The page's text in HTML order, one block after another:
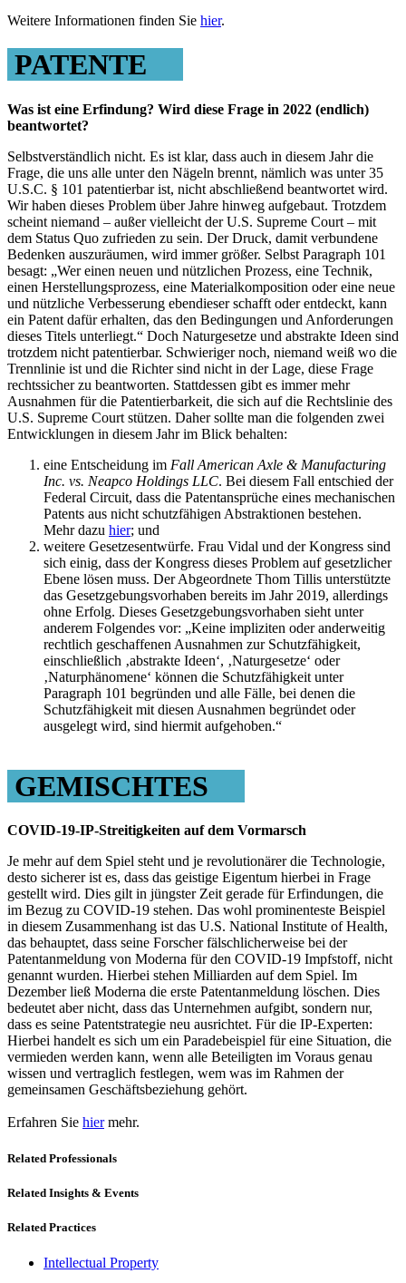
Weitere Informationen finden Sie hier.
PATENTE
Was ist eine Erfindung? Wird diese Frage in 2022 (endlich)
beantwortet?
Selbstverständlich nicht. Es ist klar, dass auch in diesem Jahr die
Frage, die uns alle unter den Nägeln brennt, nämlich was unter 35
U.S.C. § 101 patentierbar ist, nicht abschließend beantwortet wird.
Wir haben dieses Problem über Jahre hinweg aufgebaut. Trotzdem
scheint niemand – außer vielleicht der U.S. Supreme Court – mit
dem Status Quo zufrieden zu sein. Der Druck, damit verbundene
Bedenken auszuräumen, wird immer größer. Selbst Paragraph 101
besagt: „Wer einen neuen und nützlichen Prozess, eine Technik,
einen Herstellungsprozess, eine Materialkomposition oder eine neue
und nützliche Verbesserung ebendieser schafft oder entdeckt, kann
ein Patent dafür erhalten, das den Bedingungen und Anforderungen
dieses Titels unterliegt.“ Doch Naturgesetze und abstrakte Ideen sind
trotzdem nicht patentierbar. Schwieriger noch, niemand weiß wo die
Trennlinie ist und die Richter sind nicht in der Lage, diese Frage
rechtssicher zu beantworten. Stattdessen gibt es immer mehr
Ausnahmen für die Patentierbarkeit, die sich auf die Rechtslinie des
U.S. Supreme Court stützen. Daher sollte man die folgenden zwei
Entwicklungen in diesem Jahr im Blick behalten:
eine Entscheidung im Fall American Axle & Manufacturing
Inc. vs. Neapco Holdings LLC. Bei diesem Fall entschied der
Federal Circuit, dass die Patentansprüche eines mechanischen
Patents aus nicht schutzfähigen Abstraktionen bestehen.
Mehr dazu hier; und
weitere Gesetzesentwürfe. Frau Vidal und der Kongress sind
sich einig, dass der Kongress dieses Problem auf gesetzlicher
Ebene lösen muss. Der Abgeordnete Thom Tillis unterstützte
das Gesetzgebungsvorhaben bereits im Jahr 2019, allerdings
ohne Erfolg. Dieses Gesetzgebungsvorhaben sieht unter
anderem Folgendes vor: „Keine impliziten oder anderweitig
rechtlich geschaffenen Ausnahmen zur Schutzfähigkeit,
einschließlich ‚abstrakte Ideen‘, ‚Naturgesetze‘ oder
‚Naturphänomene‘ können die Schutzfähigkeit unter
Paragraph 101 begründen und alle Fälle, bei denen die
Schutzfähigkeit mit diesen Ausnahmen begründet oder
ausgelegt wird, sind hiermit aufgehoben.“
GEMISCHTES
COVID-19-IP-Streitigkeiten auf dem Vormarsch
Je mehr auf dem Spiel steht und je revolutionärer die Technologie,
desto sicherer ist es, dass das geistige Eigentum hierbei in Frage
gestellt wird. Dies gilt in jüngster Zeit gerade für Erfindungen, die
im Bezug zu COVID-19 stehen. Das wohl prominenteste Beispiel
in diesem Zusammenhang ist das U.S. National Institute of Health,
das behauptet, dass seine Forscher fälschlicherweise bei der
Patentanmeldung von Moderna für den COVID-19 Impfstoff, nicht
genannt wurden. Hierbei stehen Milliarden auf dem Spiel. Im
Dezember ließ Moderna die erste Patentanmeldung löschen. Dies
bedeutet aber nicht, dass das Unternehmen aufgibt, sondern nur,
dass es seine Patentstrategie neu ausrichtet. Für die IP-Experten:
Hierbei handelt es sich um ein Paradebeispiel für eine Situation, die
vermieden werden kann, wenn alle Beteiligten im Voraus genau
wissen und vertraglich festlegen, wem was im Rahmen der
gemeinsamen Geschäftsbeziehung gehört.
Erfahren Sie hiermehr.
Related Professionals
Related Insights & Events
Related Practices
Intellectual Property